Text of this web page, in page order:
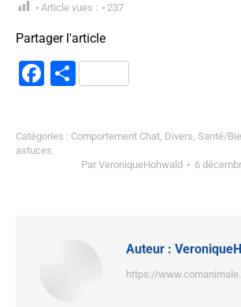
Article vues : 237
Partager l'article
Facebook
Partager
Catégories : Comportement Chat, Divers, Santé/
astuces
Par VeroniqueHohwald 6
Auteur :
https://